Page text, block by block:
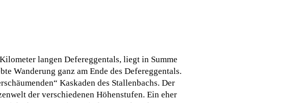
langen Defereggentals, liegt in Summe
Wanderung ganz am Ende des Defereggentals.
Kaskaden des Stallenbachs. Der
der verschiedenen Höhenstufen. Ein eher